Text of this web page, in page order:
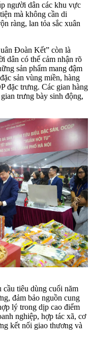
người dân các khu vực
mà không cần di
ràng, lan tỏa sắc xuân
Đoàn Kết” còn là
dân có thể cảm nhận rõ
sản phẩm mang đậm
sản vùng miền, hàng
đặc trưng. Các gian hàng
trưng bày sinh động,
tiêu dùng cuối năm
đảm bảo nguồn cung
lý trong dịp cao điểm
nghiệp, hợp tác xã, cơ
kết nối giao thương và